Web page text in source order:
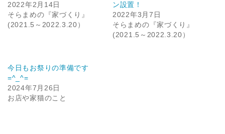
2022年2月14日
そらまめの『家づくり』
(2021.5～2022.3.20）
ン設置！
2022年3月7日
そらまめの『家づくり』
(2021.5～2022.3.20）
今日もお祭りの準備です
=^_^=
2024年7月26日
お店や家猫のこと